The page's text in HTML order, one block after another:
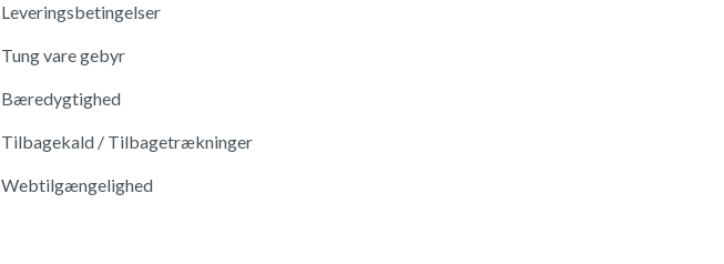
Leveringsbetingelser
Tung vare gebyr
Bæredygtighed
Tilbagekald / Tilbagetrækninger
Webtilgængelighed